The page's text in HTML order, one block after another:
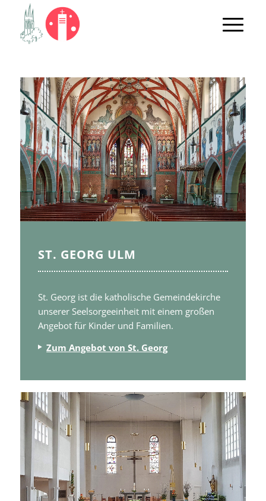
ST. GEORG ULM
St. Georg ist die katholische Gemeindekirche
unserer Seelsorgeeinheit mit einem großen
Angebot für Kinder und Familien.
Zum Angebot von St. Georg